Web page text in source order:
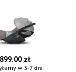
899.00 zł
w 3-7 dni